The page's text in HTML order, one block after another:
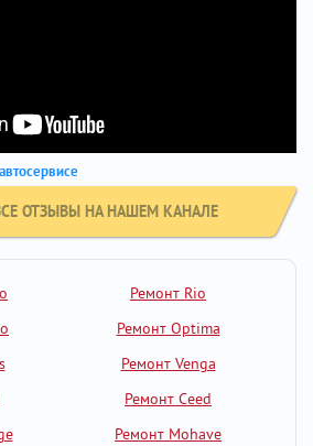
ОТЗЫВЫ НА НАШЕМ КАНАЛЕ
Ремонт Rio
Ремонт Optima
Ремонт Venga
Ремонт Ceed
Ремонт Mohave